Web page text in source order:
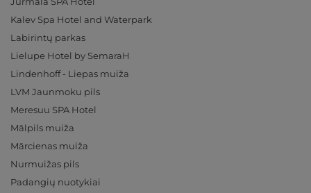
Kalev Spa Hotel and Waterpark
Labirintų parkas
Lielupe Hotel by SemaraH
Lindenhoff - Liepas muiža
LVM Jaunmoku pils
Meresuu SPA Hotel
Mālpils muiža
Mārcienas muiža
Nurmuižas pils
Padangių nuotykiai